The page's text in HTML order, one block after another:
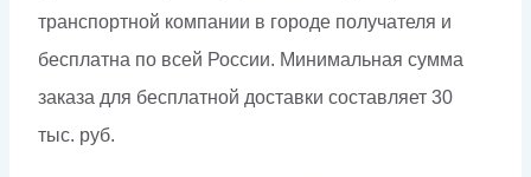
транспортной компании в городе получателя и
бесплатна по всей России. Минимальная сумма
заказа для бесплатной доставки составляет 30
тыс. руб.